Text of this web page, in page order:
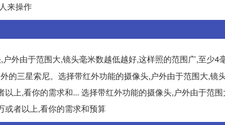
来操作
外由于范围大,镜头毫米数越低越好,这样照的范围广,至少4
的三星索尼。选择带红外功能的摄像头,户外由于范围大,镜
上,看你的需求和... 选择带红外功能的摄像头,户外由于范
或者以上,看你的需求和预算